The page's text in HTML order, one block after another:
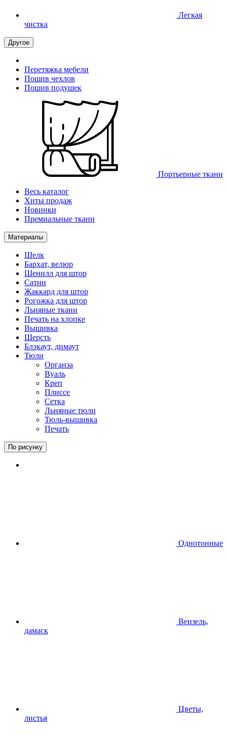
Легкая
чистка
Другое
Перетяжка мебели
Пошив чехлов
Пошив подушек
Портьерные ткани
Весь каталог
Хиты продаж
Новинки
Премиальные ткани
Материалы
Шелк
Бархат, велюр
Шенилл для штор
Сатин
Жаккард для штор
Рогожка для штор
Льняные ткани
Печать на хлопке
Вышивка
Шерсть
Блэкаут, димаут
Тюли
Органза
Вуаль
Креп
Плиссе
Сетка
Льняные тюли
Тюль-вышивка
Печать
По рисунку
Однотонные
Вензель,
дамаск
Цветы,
листья